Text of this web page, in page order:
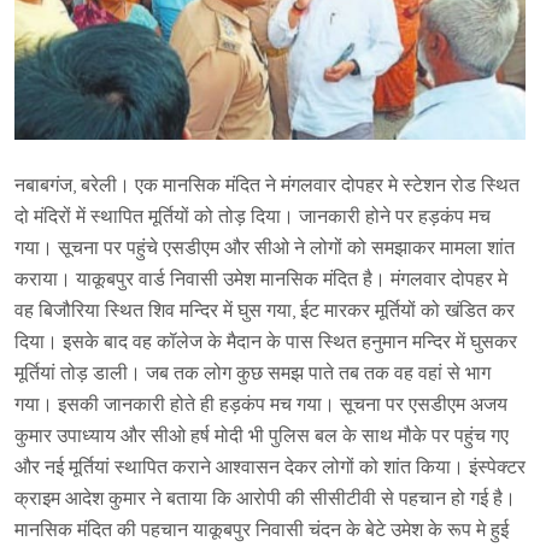
नबाबगंज, बरेली। एक मानसिक मंदित ने मंगलवार दोपहर मे स्टेशन रोड स्थित
दो मंदिरों में स्थापित मूर्तियों को तोड़ दिया। जानकारी होने पर हड़कंप मच
गया। सूचना पर पहुंचे एसडीएम और सीओ ने लोगों को समझाकर मामला शांत
कराया। याकूबपुर वार्ड निवासी उमेश मानसिक मंदित है। मंगलवार दोपहर मे
वह बिजौरिया स्थित शिव मन्दिर में घुस गया, ईट मारकर मूर्तियों को खंडित कर
दिया। इसके बाद वह कॉलेज के मैदान के पास स्थित हनुमान मन्दिर में घुसकर
मूर्तियां तोड़ डाली। जब तक लोग कुछ समझ पाते तब तक वह वहां से भाग
गया। इसकी जानकारी होते ही हड़कंप मच गया। सूचना पर एसडीएम अजय
कुमार उपाध्याय और सीओ हर्ष मोदी भी पुलिस बल के साथ मौके पर पहुंच गए
और नई मूर्तियां स्थापित कराने आश्वासन देकर लोगों को शांत किया। इंस्पेक्टर
क्राइम आदेश कुमार ने बताया कि आरोपी की सीसीटीवी से पहचान हो गई है।
मानसिक मंदित की पहचान याकूबपुर निवासी चंदन के बेटे उमेश के रूप मे हुई